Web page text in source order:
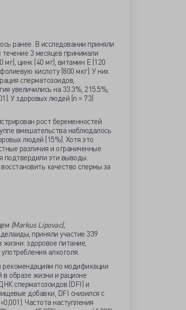
ранее. В исследовании приняли
3 месяцев принимали
цинк (40 мг), витамин Е (120
кислоту (800 мкг). У них
сперматозоидов,
увеличились на 33.3%, 215.5%,
У здоровых людей (n = 73)
рост беременностей
вмешательства наблюдалось
людей (15%). Хотя это
различия и ограниченные
подтвердили эти выводы.
качество спермы за
(Markus Lipovac),
приняли участие 339
здоровое питание,
алкоголя.
рекомендациям по модификации
образе жизни и рационе
сперматозоидов (DFI) и
добавки, DFI снизился с
Частота наступления